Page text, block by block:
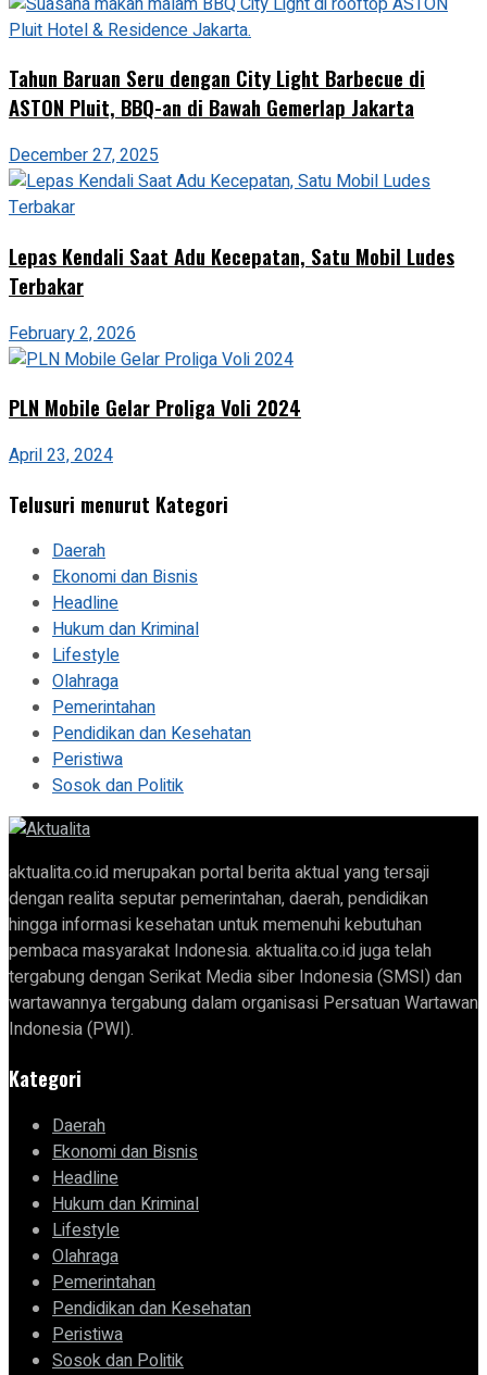
Tahun Baruan Seru dengan City Light Barbecue di
ASTON Pluit, BBQ-an di Bawah Gemerlap Jakarta
December 27, 2025
Lepas Kendali Saat Adu Kecepatan, Satu Mobil Ludes
Terbakar
February 2, 2026
PLN Mobile Gelar Proliga Voli 2024
April 23, 2024
Telusuri menurut Kategori
Daerah
Ekonomi dan Bisnis
Headline
Hukum dan Kriminal
Lifestyle
Olahraga
Pemerintahan
Pendidikan dan Kesehatan
Peristiwa
Sosok dan Politik
aktualita.co.id merupakan portal berita aktual yang tersaji
dengan realita seputar pemerintahan, daerah, pendidikan
hingga informasi kesehatan untuk memenuhi kebutuhan
pembaca masyarakat Indonesia. aktualita.co.id juga telah
tergabung dengan Serikat Media siber Indonesia (SMSI) dan
wartawannya tergabung dalam organisasi Persatuan Wartawan
Indonesia (PWI).
Kategori
Daerah
Ekonomi dan Bisnis
Headline
Hukum dan Kriminal
Lifestyle
Olahraga
Pemerintahan
Pendidikan dan Kesehatan
Peristiwa
Sosok dan Politik